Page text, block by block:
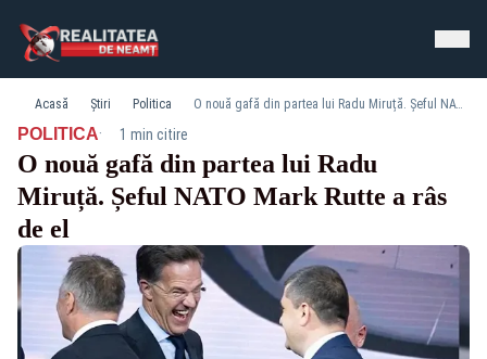
Acasă Știri Politica O nouă gafă din partea lui Radu Miruță. Șeful NATO Mark Rutte a râs de el
POLITICA· 1 min citire
O nouă gafă din partea lui Radu
Miruță. Șeful NATO Mark Rutte a râs
de el